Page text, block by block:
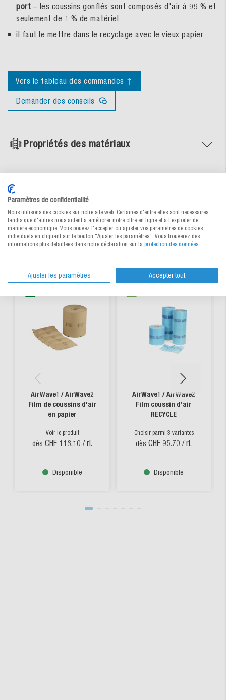
port – les coussins gonflés sont composés d'air à 99 % et
seulement de 1 % de matériel
il faut le mettre dans le recyclage avec le vieux papier
Vers le tableau des commandes ↑
Demander des conseils
Propriétés des matériaux
Produits alternatifs
AirWave1 / AirWave2
Film de coussins d'air
en papier
Voir le produit
dès CHF 118.10 / rl.
Disponible
AirWave1 / AirWave2
Film coussin d’air
RECYCLE
Choisir parmi 3 variantes
dès CHF 95.70 / rl.
Disponible
Paramètres de confidentialité
Nous utilisons des cookies sur notre site web. Certaines d'entre elles sont nécessaires,
tandis que d'autres nous aident à améliorer notre offre en ligne et à l'exploiter de
manière économique. Vous pouvez l'accepter ou ajuster vos paramètres de cookies
individuels en cliquant sur le bouton "Ajuster les paramètres". Vous trouverez des
informations plus détaillées dans notre déclaration sur la protection des données
Ajuster les paramètres Accepter tout